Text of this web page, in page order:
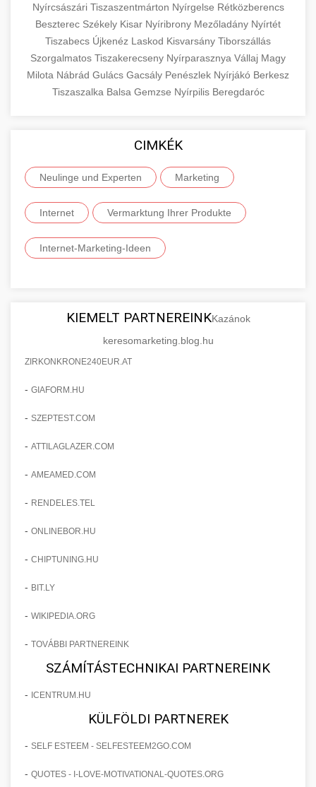
Nyírcsászári Tiszaszentmárton Nyírgelse Rétközberencs
Beszterec Székely Kisar Nyíribrony Mezőladány Nyírtét
Tiszabecs Újkenéz Laskod Kisvarsány Tiborszállás
Szorgalmatos Tiszakerecseny Nyírparasznya Vállaj Magy
Milota Nábrád Gulács Gacsály Penészlek Nyírjákó Berkesz
Tiszaszalka Balsa Gemzse Nyírpilis Beregdaróc
CIMKÉK
Neulinge und Experten Marketing
Internet Vermarktung Ihrer Produkte
Internet-Marketing-Ideen
KIEMELT PARTNEREINKKazánok
keresomarketing.blog.hu
ZIRKONKRONE240EUR.AT
- GIAFORM.HU
- SZEPTEST.COM
- ATTILAGLAZER.COM
- AMEAMED.COM
- RENDELES.TEL
- ONLINEBOR.HU
- CHIPTUNING.HU
- BIT.LY
- WIKIPEDIA.ORG
- TOVÁBBI PARTNEREINK
SZÁMÍTÁSTECHNIKAI PARTNEREINK
- ICENTRUM.HU
KÜLFÖLDI PARTNEREK
- SELF ESTEEM - SELFESTEEM2GO.COM
- QUOTES - I-LOVE-MOTIVATIONAL-QUOTES.ORG